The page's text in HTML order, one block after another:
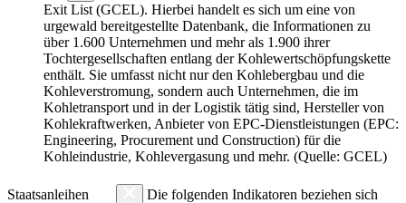
Exit List (GCEL). Hierbei handelt es sich um eine von
urgewald bereitgestellte Datenbank, die Informationen zu
über 1.600 Unternehmen und mehr als 1.900 ihrer
Tochtergesellschaften entlang der Kohlewertschöpfungskette
enthält. Sie umfasst nicht nur den Kohlebergbau und die
Kohleverstromung, sondern auch Unternehmen, die im
Kohletransport und in der Logistik tätig sind, Hersteller von
Kohlekraftwerken, Anbieter von EPC-Dienstleistungen (EPC:
Engineering, Procurement und Construction) für die
Kohleindustrie, Kohlevergasung und mehr. (Quelle: GCEL)
Staatsanleihen
Die folgenden Indikatoren beziehen sich